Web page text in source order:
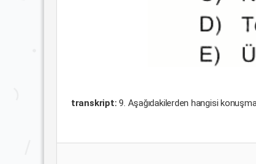
transkript:9. Aşağıdakilerden hangisi